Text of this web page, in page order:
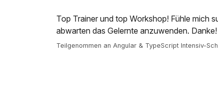
Top Trainer und top Workshop! Fühle mich
abwarten das Gelernte anzuwenden. Danke!
Teilgenommen an Angular & TypeScript Intensiv-